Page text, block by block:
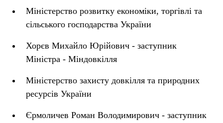
Міністерство розвитку економіки, торгівлі та
сільського господарства України
Хорєв Михайло Юрійович - заступник
Міністра - Міндовкілля
Міністерство захисту довкілля та природних
ресурсів України
Єрмоличев Роман Володимирович - заступник